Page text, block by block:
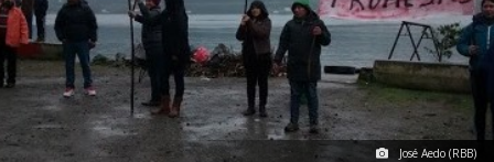
José Aedo (RBB)